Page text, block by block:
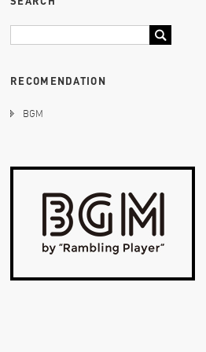
RECOMENDATION
BGM